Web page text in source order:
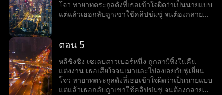
โจว ทายาทตระกูลดังที่เธอเข้าใจผิดว่าเป็นนายแบบ
แต่แล้วเธอกลับถูกเขาใช้คลิปข่มขู่ จนต้องกลายมา
ตอน 5
หลีชิงชิง เซเลบสาวเบอร์หนึ่ง ถูกสามีทิ้งในคืน
แต่งงาน เธอเสียใจจนเมาและไปลงเอยกับฟู่เยี่ยน
โจว ทายาทตระกูลดังที่เธอเข้าใจผิดว่าเป็นนายแบบ
แต่แล้วเธอกลับถูกเขาใช้คลิปข่มขู่ จนต้องกลายมา